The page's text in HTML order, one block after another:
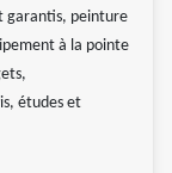
garantis, peinture
à la pointe
études et